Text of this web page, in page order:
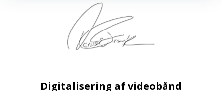
Digitalisering af videobånd